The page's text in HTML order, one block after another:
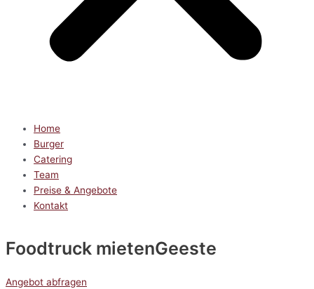
Home
Burger
Catering
Team
Preise & Angebote
Kontakt
Foodtruck mietenGeeste
Angebot abfragen